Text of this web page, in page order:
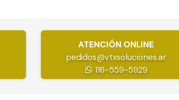
ATENCIÓN ONLINE
pedidos@vtxsoluciones.ar
116-559-5929